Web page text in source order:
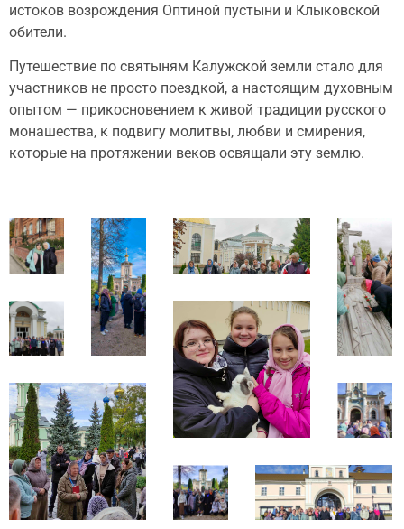
истоков возрождения Оптиной пустыни и Клыковской
обители.
Путешествие по святыням Калужской земли стало для
участников не просто поездкой, а настоящим духовным
опытом — прикосновением к живой традиции русского
монашества, к подвигу молитвы, любви и смирения,
которые на протяжении веков освящали эту землю.